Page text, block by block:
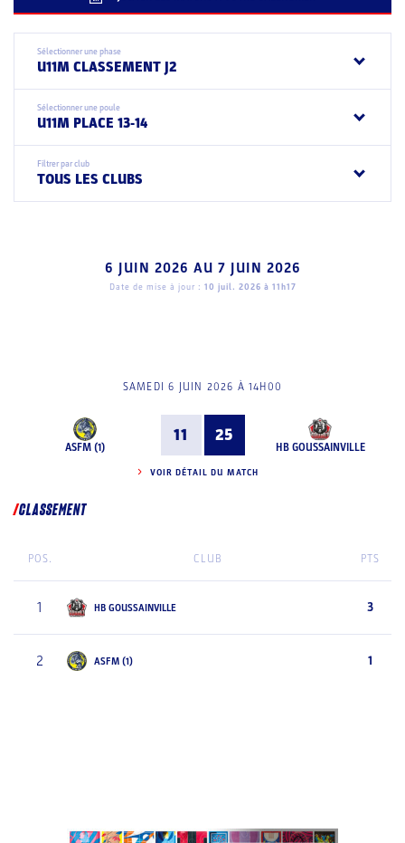
Sélectionner une phase
U11M CLASSEMENT J2
Sélectionner une poule
U11M PLACE 13-14
Filtrer par club
TOUS LES CLUBS
6 JUIN 2026 AU 7 JUIN 2026
Date de mise à jour : 10 juil. 2026 à 11h17
SAMEDI 6 JUIN 2026 À 14H00
ASFM (1)
11 25
HB GOUSSAINVILLE
VOIR DÉTAIL DU MATCH
CLASSEMENT
POS. CLUB PTS
1 HB GOUSSAINVILLE 3
2 ASFM (1) 1